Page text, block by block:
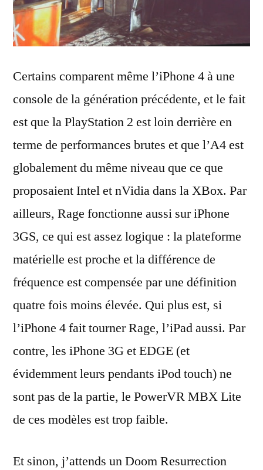
Certains comparent même l’iPhone 4 à une
console de la génération précédente, et le fait
est que la PlayStation 2 est loin derrière en
terme de performances brutes et que l’A4 est
globalement du même niveau que ce que
proposaient Intel et nVidia dans la XBox. Par
ailleurs, Rage fonctionne aussi sur iPhone
3GS, ce qui est assez logique : la plateforme
matérielle est proche et la différence de
fréquence est compensée par une définition
quatre fois moins élevée. Qui plus est, si
l’iPhone 4 fait tourner Rage, l’iPad aussi. Par
contre, les iPhone 3G et EDGE (et
évidemment leurs pendants iPod touch) ne
sont pas de la partie, le PowerVR MBX Lite
de ces modèles est trop faible.
Et sinon, j’attends un Doom Resurrection